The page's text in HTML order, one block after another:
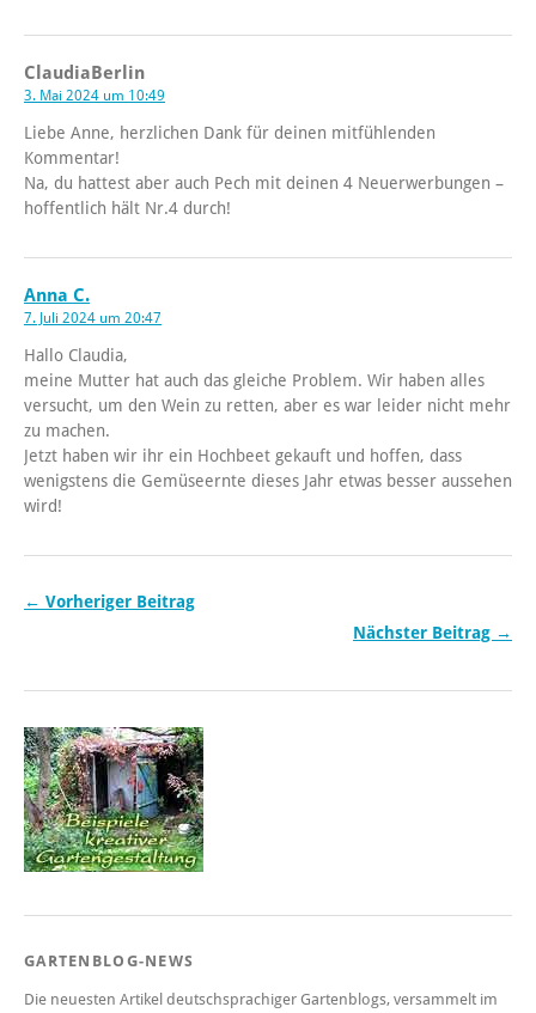
ClaudiaBerlin
3. Mai 2024 um 10:49
Liebe Anne, herzlichen Dank für deinen mitfühlenden
Kommentar!
Na, du hattest aber auch Pech mit deinen 4 Neuerwerbungen –
hoffentlich hält Nr.4 durch!
Anna C.
7. Juli 2024 um 20:47
Hallo Claudia,
meine Mutter hat auch das gleiche Problem. Wir haben alles
versucht, um den Wein zu retten, aber es war leider nicht mehr
zu machen.
Jetzt haben wir ihr ein Hochbeet gekauft und hoffen, dass
wenigstens die Gemüseernte dieses Jahr etwas besser aussehen
wird!
← Vorheriger Beitrag
Nächster Beitrag →
GARTENBLOG-NEWS
Die neuesten Artikel deutschsprachiger Gartenblogs, versammelt im